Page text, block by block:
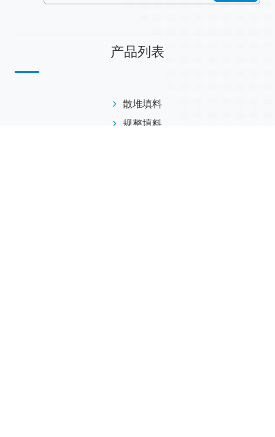
产品列表
散堆填料
规整填料